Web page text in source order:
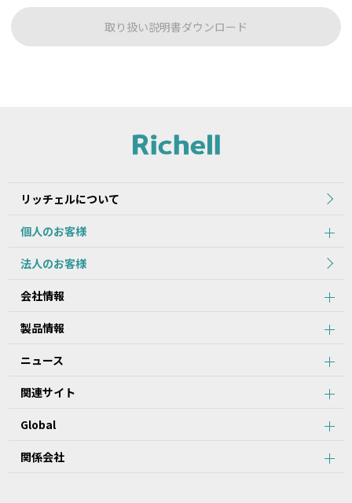
に従い本サービスを利用いただくものとし、本規約に同意いただけ
ない場合には本サービスをご利用いただけないものとします。
本サイトに公開されている本データ等は、原則として製品が発売さ
れた当初のものを掲載しています。
製品本体に同梱されている本データ等の内容と異なる場合がありま
す。
1.本データ等について、当該製品を購入されたお客様以外からのお
問い合わせにはお応えできない場合がありますことをご了承くださ
2.本サービスでは、すべての製品の本データ等を提供しているわけ
当該製品につき本データ等をご提供できない場合がありますので、
3.取扱説明書に記載の安全上のご注意は、本データ等が制作された
4.製品には、取扱説明書を補足するために、取扱説明書以外の印刷
を提供していません。
取り扱い説明書ダウンロード
リッチェルについて
個人のお客様
法人のお客様
会社情報
製品情報
ニュース
関連サイト
Global
関係会社